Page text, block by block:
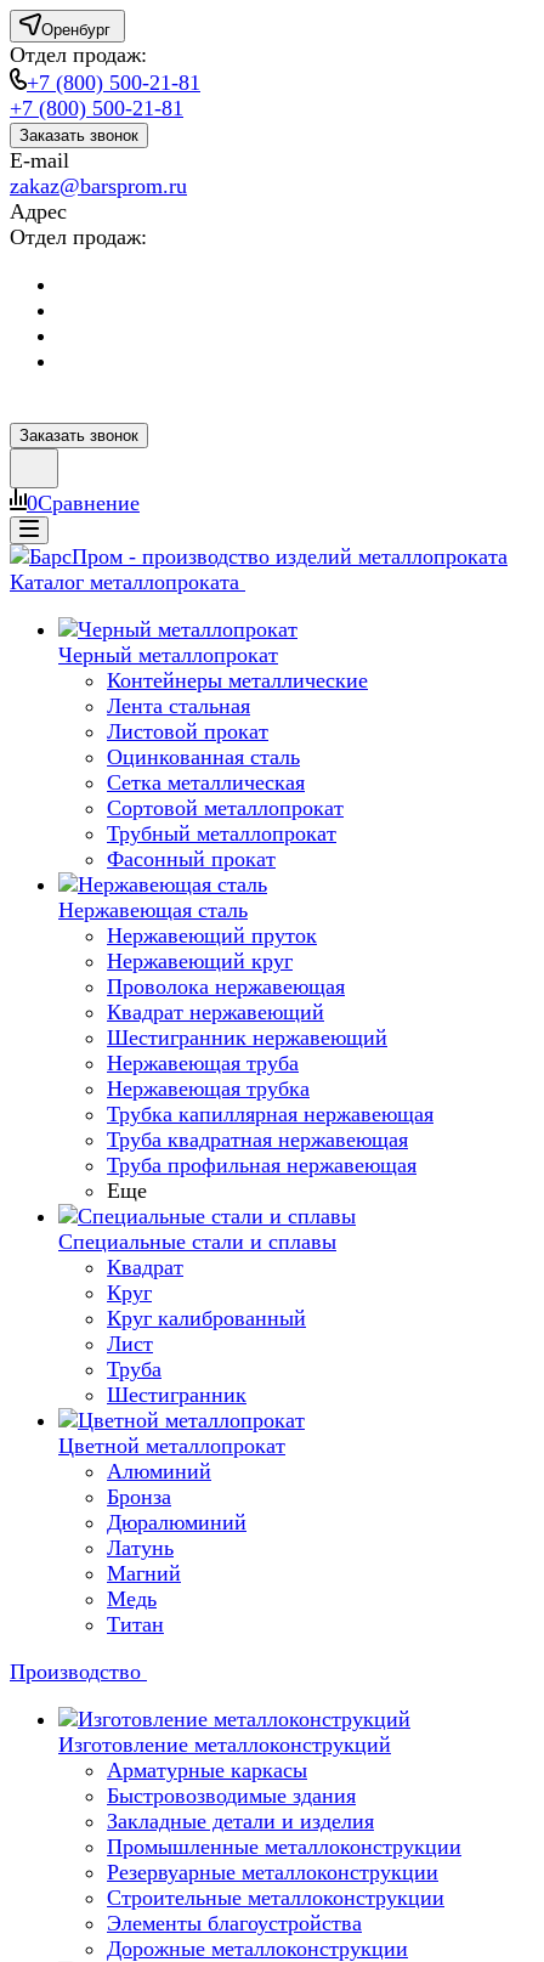
Оренбург
Отдел продаж:
+7 (800) 500-21-81
+7 (800) 500-21-81
Заказать звонок
E-mail
zakaz@barsprom.ru
Адрес
Отдел продаж:
Заказать звонок
0Сравнение
Каталог металлопроката
Черный металлопрокат
Контейнеры металлические
Лента стальная
Листовой прокат
Оцинкованная сталь
Сетка металлическая
Сортовой металлопрокат
Трубный металлопрокат
Фасонный прокат
Нержавеющая сталь
Нержавеющий пруток
Нержавеющий круг
Проволока нержавеющая
Квадрат нержавеющий
Шестигранник нержавеющий
Нержавеющая труба
Нержавеющая трубка
Трубка капиллярная нержавеющая
Труба квадратная нержавеющая
Труба профильная нержавеющая
Еще
Специальные стали и сплавы
Квадрат
Круг
Круг калиброванный
Лист
Труба
Шестигранник
Цветной металлопрокат
Алюминий
Бронза
Дюралюминий
Латунь
Магний
Медь
Титан
Производство
Изготовление металлоконструкций
Арматурные каркасы
Быстровозводимые здания
Закладные детали и изделия
Промышленные металлоконструкции
Резервуарные металлоконструкции
Строительные металлоконструкции
Элементы благоустройства
Дорожные металлоконструкции